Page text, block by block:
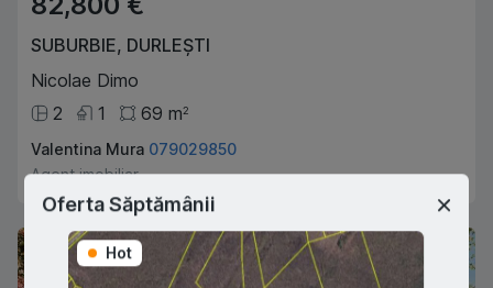
SUBURBIE, DURLEȘTI
Nicolae Dimo
2
1 69 m2
Valentina Mura 079029850
Agent imobiliar
Oferta Săptămânii
Hot Hot